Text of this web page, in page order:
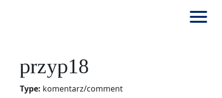
przyp18
Type: komentarz/comment